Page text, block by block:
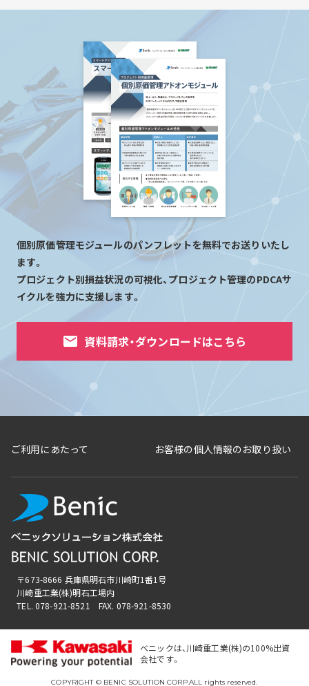
個別原価管理モジュールのパンフレットを無料でお送りいたし
ます。
プロジェクト別損益状況の可視化、プロジェクト管理のPDCAサ
イクルを強力に支援します。
mail 資料請求・ダウンロードはこちら
ご利用にあたって お客様の個人情報のお取り扱い
〒673-8666 兵庫県明石市川崎町1番1号
川崎重工業(株)明石工場内
TEL. 078-921-8521 FAX. 078-921-8530
べニックは、川崎重工業(株)の100%出資
会社です。
COPYRIGHT © BENIC SOLUTION CORP.ALL rights reserved.